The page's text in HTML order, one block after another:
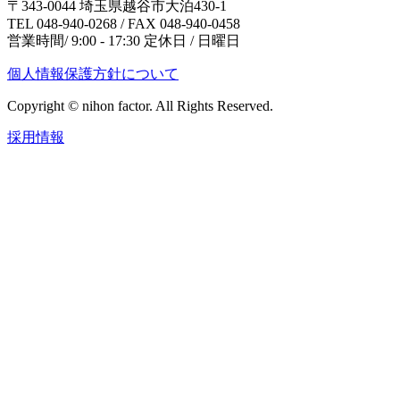
〒343-0044 埼玉県越谷市大泊430-1
TEL 048-940-0268 / FAX 048-940-0458
営業時間/ 9:00 - 17:30 定休日 / 日曜日
個人情報保護方針について
Copyright © nihon factor. All Rights Reserved.
採用情報